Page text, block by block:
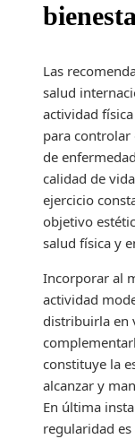
Las
salud
actividad
para controlar
de
calidad de
ejercicio
objetivo
salud física y
Incorporar al
actividad
distribuirla en
constituye la
alcanzar y
En última
regularidad